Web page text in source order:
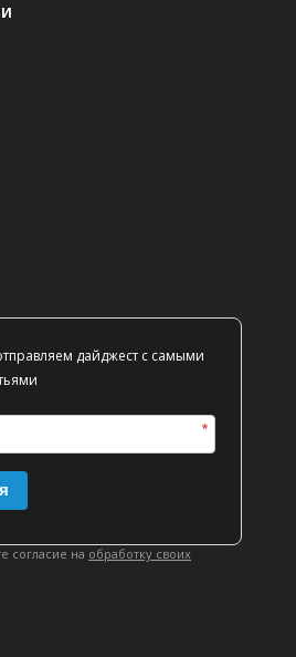
дайджест с самыми
*
согласие на обработку своих